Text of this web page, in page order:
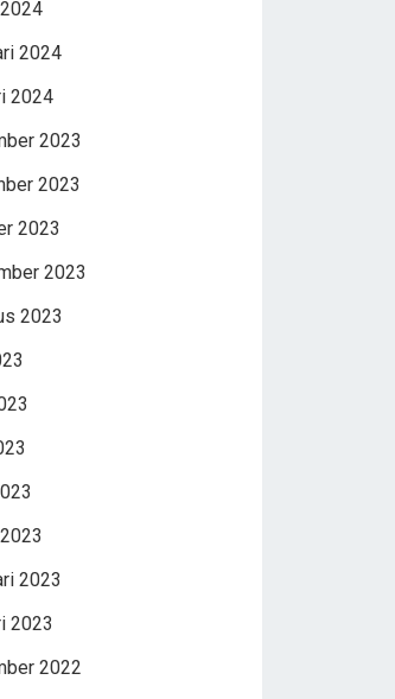
2024
2024
2023
2023
2023
2023
2023
2023
2023
2022